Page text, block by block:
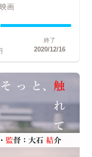
映画
終了
2020/12/16